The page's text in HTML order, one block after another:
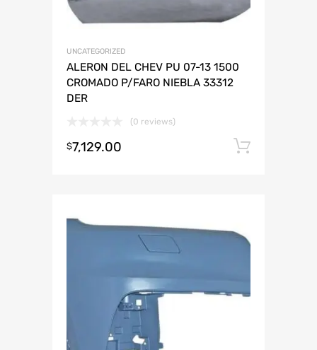
UNCATEGORIZED
ALERON DEL CHEV PU 07-13 1500
CROMADO P/FARO NIEBLA 33312
DER
(0 reviews)
$7,129.00